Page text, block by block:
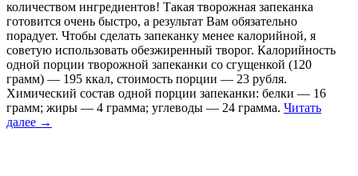
количеством ингредиентов! Такая творожная запеканка
готовится очень быстро, а результат Вам обязательно
порадует. Чтобы сделать запеканку менее калорийной, я
советую использовать обезжиренный творог. Калорийность
одной порции творожной запеканки со сгущенкой (120
грамм) — 195 ккал, стоимость порции — 23 рубля.
Химический состав одной порции запеканки: белки — 16
грамм; жиры — 4 грамма; углеводы — 24 грамма. Читать
далее →